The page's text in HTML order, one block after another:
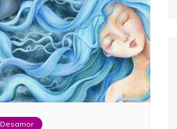
Desamor